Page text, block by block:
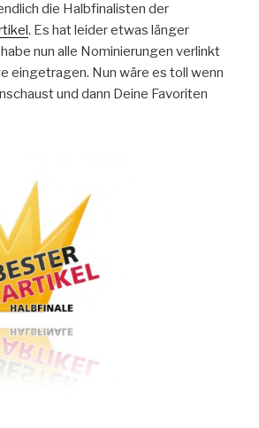
die Halbfinalisten der
. Es hat leider etwas länger
nun alle Nominierungen verlinkt
eingetragen. Nun wäre es toll wenn
und dann Deine Favoriten